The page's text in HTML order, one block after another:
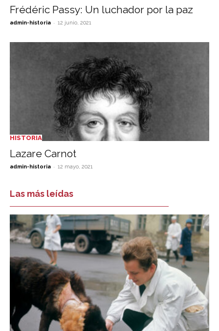
Frédéric Passy: Un luchador por la paz
admin-historia - 12 junio, 2021
HISTORIA
Lazare Carnot
admin-historia - 12 mayo, 2021
Las más leídas